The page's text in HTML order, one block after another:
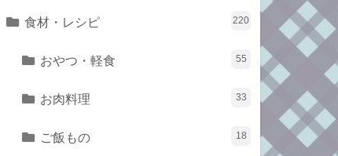
食材・レシピ 220
おやつ・軽食 55
お肉料理 33
ご飯もの 18